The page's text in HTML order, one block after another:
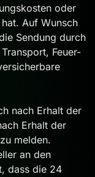
oder
Auf Wunsch
Sendung durch
Feuer-
nach Erhalt der
Erhalt der
melden.
an den
dass die 24